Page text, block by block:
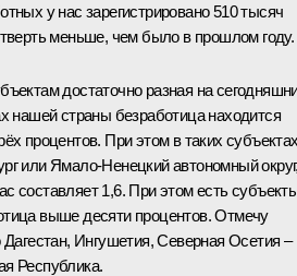
у нас зарегистрировано 510 тысяч
меньше, чем было в прошлом году.
достаточно разная на
нашей страны безработица находится
процентов. При этом в таких
или Ямало-Ненецкий автономный
составляет 1,6. При этом есть
выше десяти процентов. Отмечу
Дагестан, Ингушетия, Северная Осетия –
Республика.